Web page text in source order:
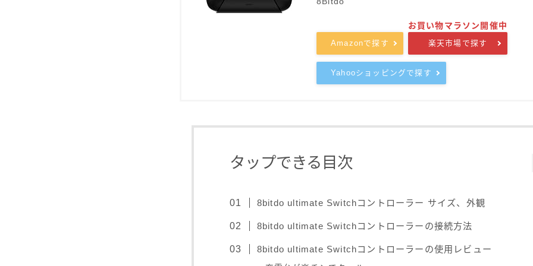
Amazonで探す 楽天市場で探す
Yahooショッピングで探す
タップできる目次
8bitdo ultimate Switchコントローラー サイズ、外観
8bitdo ultimate Switchコントローラーの接続方法
8bitdo ultimate Switchコントローラーの使用レビュー